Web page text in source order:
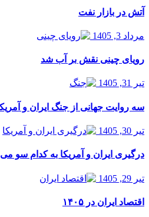
آتش در بازار نفت
مرداد 3, 1405
رویای چینی نقش بر آب شد
تیر 31, 1405
سه روایت جهانی از جنگ ایران و
تیر 30, 1405
درگیری ایران و آمریکا به کدام سو
تیر 29, 1405
اقتصاد ایران در ۱۴۰۵